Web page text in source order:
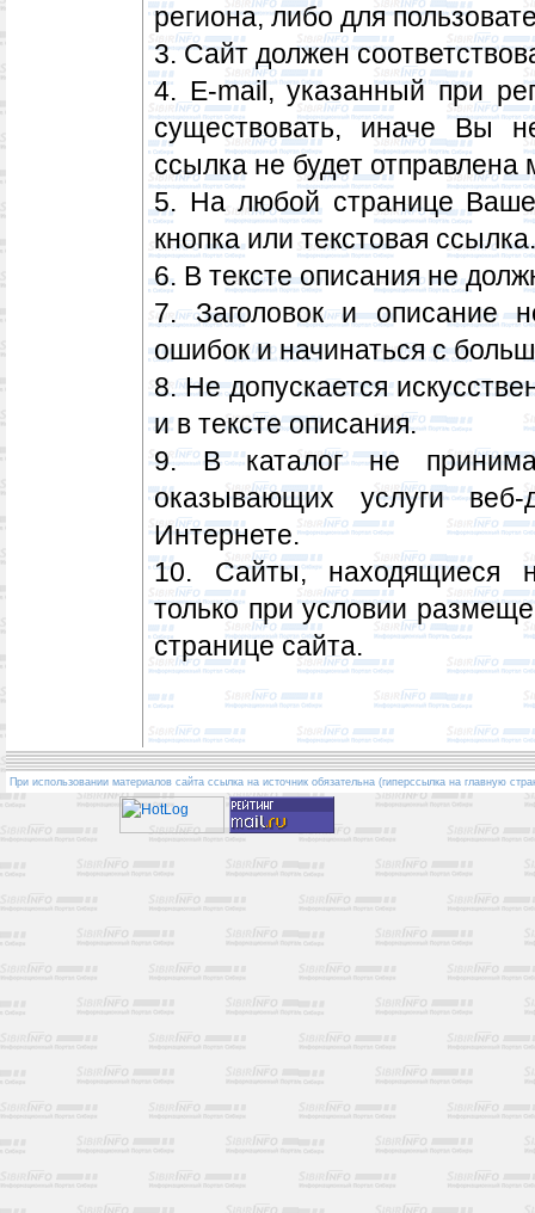
региона, либо для
3. Сайт должен
4. E-mail, указанный при
существовать, иначе Вы
ссылка не будет отправлена
5. На любой странице
кнопка или текстовая ссылка.
6. В тексте описания не
7. Заголовок и описание
ошибок и начинаться с
8. Не допускается
и в тексте описания.
9. В каталог не
оказывающих услуги
Интернете.
10. Сайты, находящиеся
только при условии
странице сайта.
При использовании материалов сайта ссылка на источник обязательна (гиперссылка на главную